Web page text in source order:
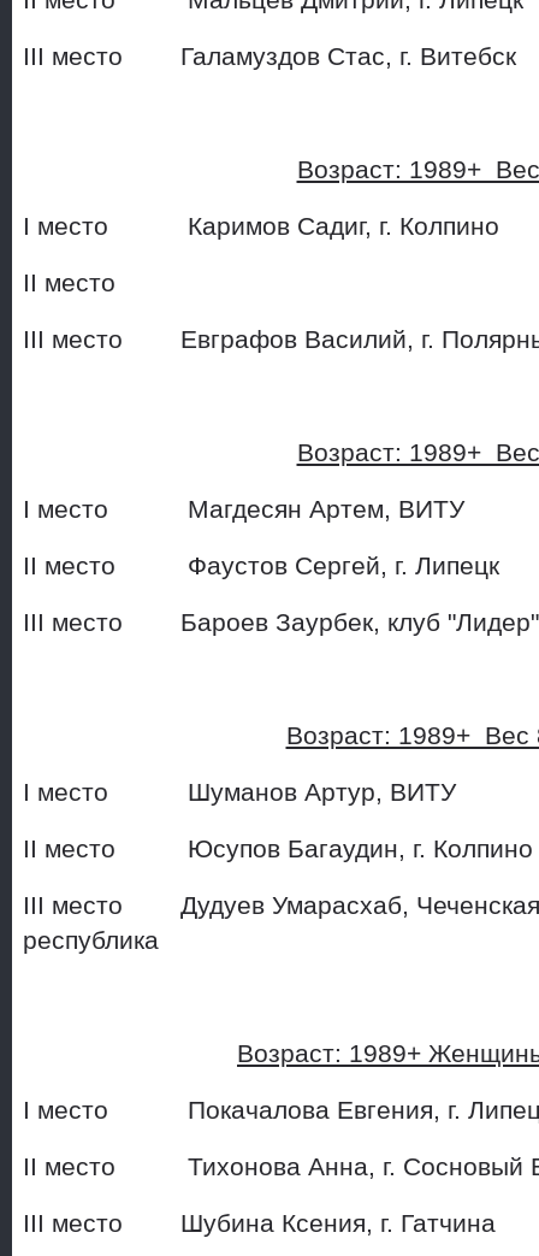
III место Галамуздов
Возраст: 1989+
I место Каримов Садиг,
II место
III место Евграфов Василий,
Возраст: 1989+
I место Магдесян
II место Фаустов
III место Бароев Заурбек,
Возраст: 1989+ Вес
I место Шуманов
II место Юсупов Багаудин,
III место Дудуев Умарасхаб, Чеченская
республика
Возраст: 1989+
I место Покачалова
II место Тихонова Анна, г.
III место Шубина Ксения,